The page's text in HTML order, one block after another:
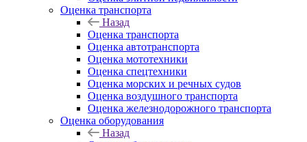
Оценка транспорта
Назад
Оценка транспорта
Оценка автотранспорта
Оценка мототехники
Оценка спецтехники
Оценка морских и речных судов
Оценка воздушного транспорта
Оценка железнодорожного транспорта
Оценка оборудования
Назад